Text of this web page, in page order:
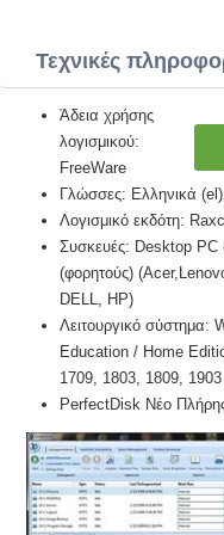
Τεχνικές
Άδεια χρήσης
λογισμικού:
FreeWare
Γλώσσες: Ελληνικά
Λογισμικό εκδότη:
Συσκευές: Desktop PC
(φορητούς)
DELL, HP)
Λειτουργικό
Education / Home
1709, 1803, 1809,
PerfectDisk Νέο